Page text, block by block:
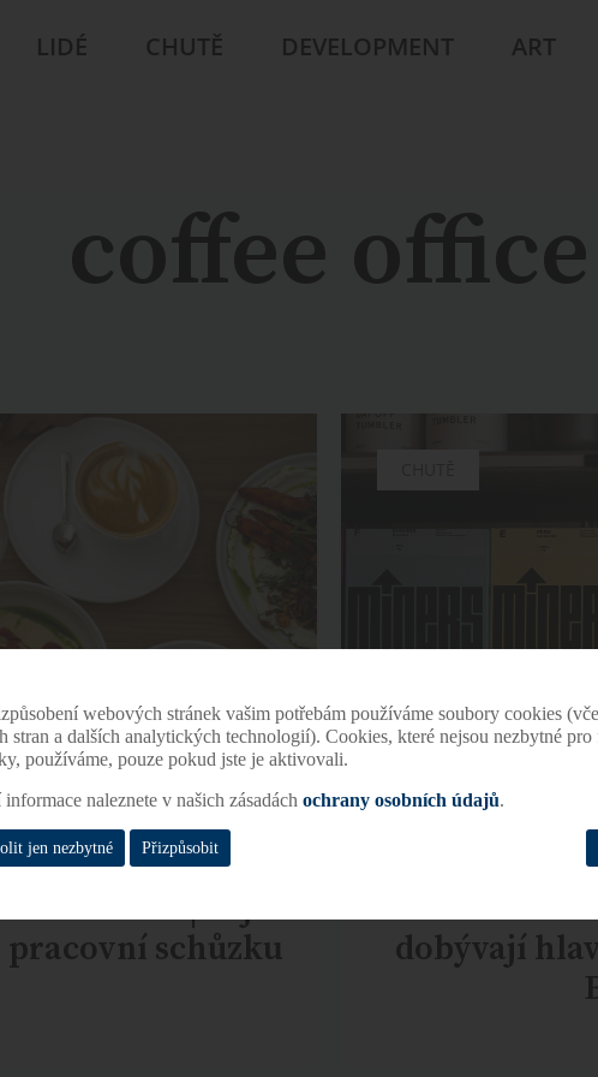
LIDÉ CHUTĚ DEVELOPMENT ART
coffee office
| dejte
schůzku
The
dobývají
webových stránek vašim potřebám používáme soubory cookies
stran a dalších analytických technologií). Cookies, které nejsou nezbytné
používáme, pouze pokud jste je aktivovali.
naleznete v našich zásadách ochrany osobních údajů.
jen nezbytné Přizpůsobit